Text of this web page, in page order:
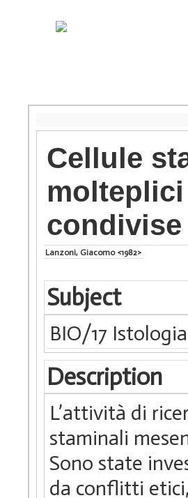
Cellule
Lanzoni, Giacomo <1982>
Subject
BIO/17 Istologia
Description
L’attività di
staminali
Sono state
da conflitti